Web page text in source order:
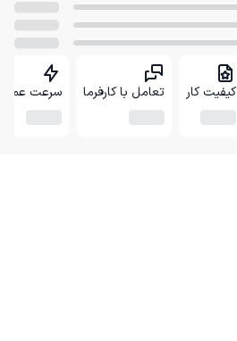
کیفیت کار تعامل با کارفرما سرعت عمل